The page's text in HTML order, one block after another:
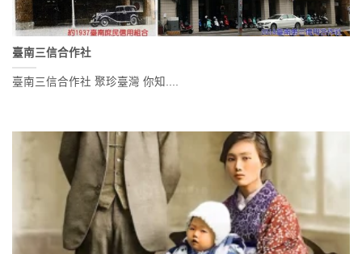
臺南三信合作社
臺南三信合作社 聚珍臺灣 你知....